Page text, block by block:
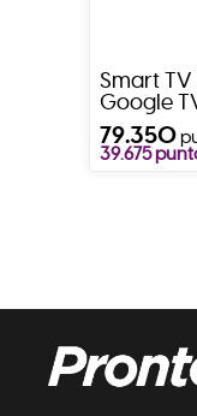
Smart TV
Google
79.350
39.675